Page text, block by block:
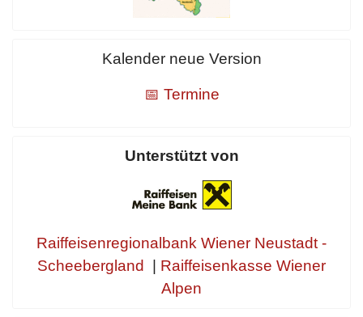
Kalender neue Version
📅 Termine
Unterstützt von
Raiffeisenregionalbank Wiener Neustadt -
Scheebergland
Raiffeisenkasse Wiener
Alpen